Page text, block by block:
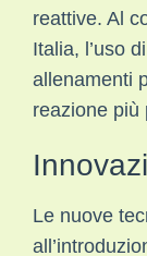
reattive. Al
Italia, l’uso
allenamenti
reazione più
Le nuove